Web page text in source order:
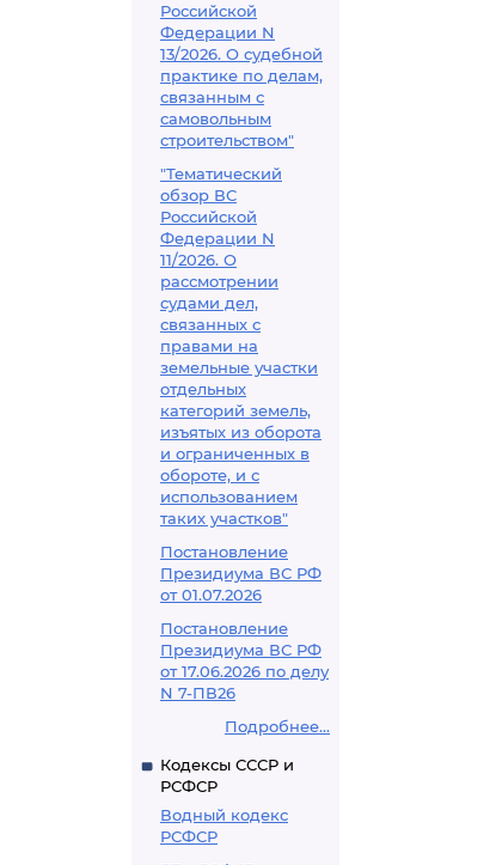
Российской
Федерации N
13/2026. О судебной
практике по делам,
связанным с
самовольным
строительством"
"Тематический
обзор ВС
Российской
Федерации N
11/2026. О
рассмотрении
судами дел,
связанных с
правами на
земельные участки
отдельных
категорий земель,
изъятых из оборота
и ограниченных в
обороте, и с
использованием
таких участков"
Постановление
Президиума ВС РФ
от 01.07.2026
Постановление
Президиума ВС РФ
от 17.06.2026 по делу
N 7-ПВ26
Подробнее...
Кодексы СССР и
РСФСР
Водный кодекс
РСФСР